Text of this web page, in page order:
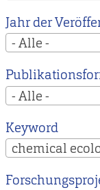
Jahr der
- Alle -
- Alle -
Keyword
chemical